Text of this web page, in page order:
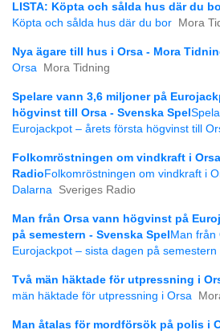
LISTA: Köpta och sålda hus där du
Köpta och sålda hus där du bor
Mora
Nya ägare till hus i Orsa - Mora
Orsa
Mora Tidning
Spelare vann 3,6 miljoner på
högvinst till Orsa - Svenska Spel
Eurojackpot – årets första högvinst till
Folkomröstningen om vindkraft i
Radio Folkomröstningen om vindkraft i
Dalarna Sveriges Radio
Man från Orsa vann högvinst på
på semestern - Svenska Spel Man från
Eurojackpot – sista dagen på semestern
Två män häktade för utpressning i
män häktade för utpressning i Orsa
Man åtalas för mordförsök på polis i